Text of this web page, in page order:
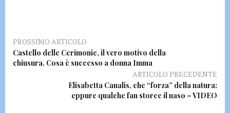
PROSSIMO ARTICOLO
Castello delle Cerimonie, il vero motivo della
chiusura. Cosa è successo a donna Imma
ARTICOLO PRECEDENTE
Elisabetta Canalis, che “forza” della natura:
eppure qualche fan storce il naso – VIDEO